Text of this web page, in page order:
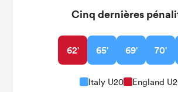
Cinq dernières
62' 65' 69' 70'
Italy U20 England